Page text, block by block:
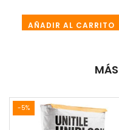
AÑADIR AL CARRITO
-5%